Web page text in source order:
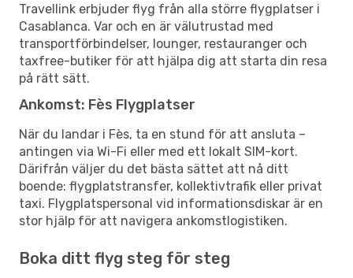
Travellink erbjuder flyg från alla större flygplatser i
Casablanca. Var och en är välutrustad med
transportförbindelser, lounger, restauranger och
taxfree-butiker för att hjälpa dig att starta din resa
på rätt sätt.
Ankomst: Fès Flygplatser
När du landar i Fès, ta en stund för att ansluta –
antingen via Wi-Fi eller med ett lokalt SIM-kort.
Därifrån väljer du det bästa sättet att nå ditt
boende: flygplatstransfer, kollektivtrafik eller privat
taxi. Flygplatspersonal vid informationsdiskar är en
stor hjälp för att navigera ankomstlogistiken.
Boka ditt flyg steg för steg